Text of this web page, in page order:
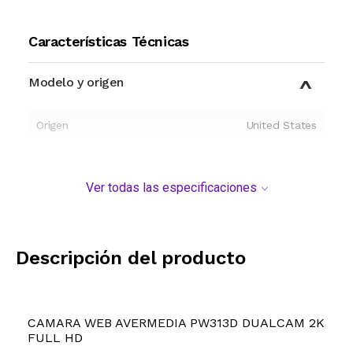
Características Técnicas
Modelo y origen
Origen United States
Ver todas las especificaciones
Descripción del producto
CAMARA WEB AVERMEDIA PW313D DUALCAM 2K
FULL HD